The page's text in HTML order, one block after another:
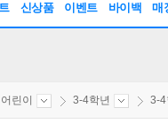
신상품 이벤트 바이백 매
어린이 3-4학년 3-4